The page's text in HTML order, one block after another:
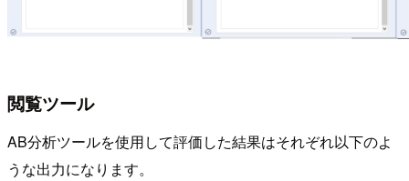
閲覧ツール
AB分析ツールを使用して評価した結果はそれぞれ以下のよ
うな出力になります。